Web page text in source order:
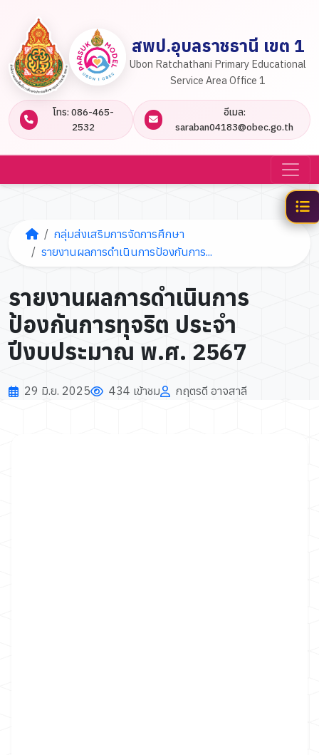
สพป.อุบลราชธานี เขต 1
Ubon Ratchathani Primary Educational
Service Area Office 1
โทร: 086-465-
2532
อีเมล:
saraban04183@obec.go.th
กลุ่มส่งเสริมการจัดการศึกษา
รายงานผลการดำเนินการป้องกันการ...
รายงานผลการดำเนินการ
ป้องกันการทุจริต ประจำ
ปีงบประมาณ พ.ศ. 2567
29 มิ.ย. 2025 434 เข้าชม กฤตรดี อาจสาลี